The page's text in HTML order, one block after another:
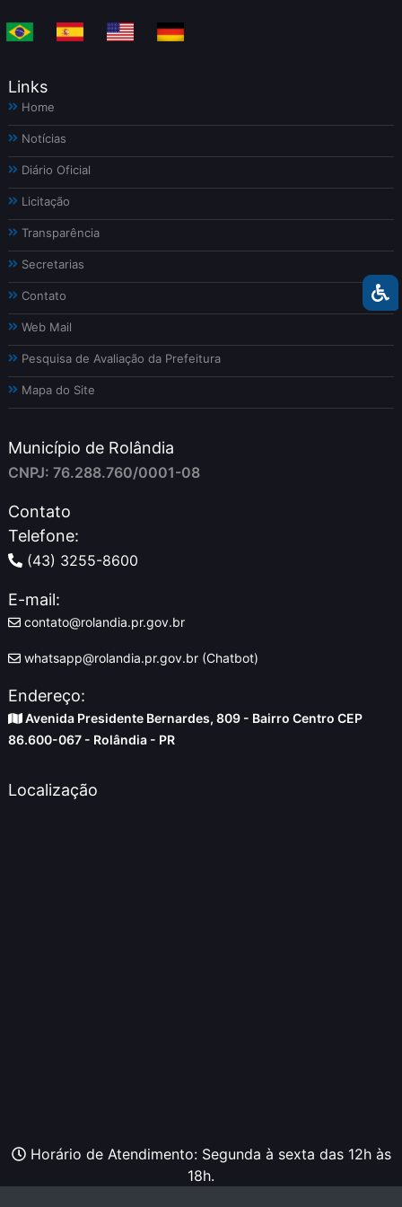
Links
Home
Notícias
Diário Oficial
Licitação
Transparência
Secretarias
Contato
Web Mail
Pesquisa de Avaliação da Prefeitura
Mapa do Site
Município de Rolândia
CNPJ: 76.288.760/0001-08
Contato
Telefone:
(43) 3255-8600
E-mail:
contato@rolandia.pr.gov.br
whatsapp@rolandia.pr.gov.br (Chatbot)
Endereço:
Avenida Presidente Bernardes, 809 - Bairro Centro CEP
86.600-067 - Rolândia - PR
Localização
Horário de Atendimento: Segunda à sexta das 12h às
18h.